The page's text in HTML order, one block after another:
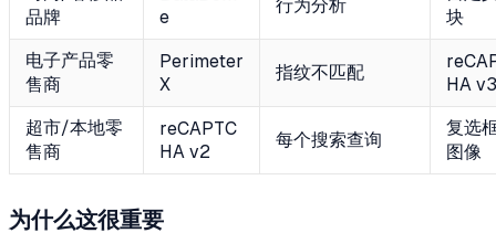
品牌
e
行为分析
块
电子产品零
售商
Perimeter
X
指纹不匹配
HA v3
超市/本地零
售商
reCAPTC
HA v2
每个搜索查询
复选
图像
为什么这很重要